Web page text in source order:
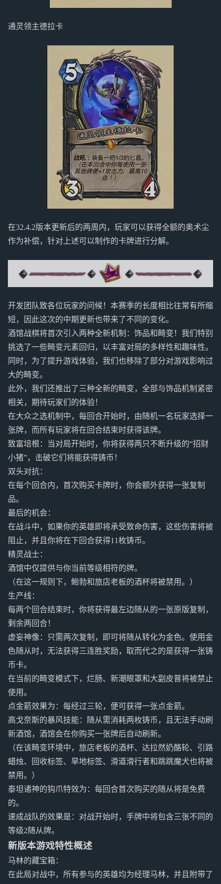
通灵领主德拉卡
在32.4.2版本更新后的两周内，玩家可以获得全额的奥术尘
作为补偿，针对上述可以制作的卡牌进行分解。
开发团队致各位玩家的问候！本赛季的长度相比往常有所缩
短，因此这次的中期更新也带来了不同的变化。
酒馆战棋将首次引入两种全新机制：饰品和畸变！我们特别
挑选了一些畸变元素回归，以丰富对局的多样性和趣味性。
同时，为了提升游戏体验，我们也移除了部分对游戏影响过
大的畸变。
此外，我们还推出了三种全新的畸变，全部与饰品机制紧密
相关，期待玩家们的体验！
在大众之选机制中，每回合开始时，由随机一名玩家选择一
张牌，而所有玩家将在回合结束时获得该牌。
致富培根：当对局开始时，你将获得两只不断升级的“招财
小猪”，击破它们将能获得铸币！
双头对抗：
在每个回合内，首次购买卡牌时，你会额外获得一张复制
品。
最后的机会：
在战斗中，如果你的英雄即将承受致命伤害，这些伤害将被
阻止，并且你将在下回合获得11枚铸币。
精灵战士：
酒馆中仅提供与你当前等级相符的牌。
（在这一规则下，鲍勃和旅店老板的酒杯将被禁用。）
生产线：
每两个回合结束时，你将获得最左边随从的一张原版复制，
剩余两回合！
虚妄神像：只需两次复制，即可将随从转化为金色。使用金
色随从时，无法获得三连胜奖励，取而代之的是获得一张铸
币卡。
在当前的畸变模式下，烂肠、新潮眼罩和大副皮普将被禁止
使用。
点金箭效果为：每经过三轮，便可获得一张点金箭。
高戈奈斯的暴风技能：随从需消耗两枚铸币，且无法手动刷
新酒馆，酒馆会在你购买一张牌后自动刷新。
（在该畸变环境中，旅店老板的酒杯、达拉然奶酪轮、引路
蜡烛、回收标签、旱地标签、滑道滑行者和跳跳魔犬也将被
禁用。）
泰坦诸神的钩爪特效为：每回合首次购买的随从将是免费
的。
速成战队的效果是：对战开始时，手牌中将包含三张不同的
等级2随从牌。
新版本游戏特性概述
马林的藏宝箱：
在此局对战中，所有参与的英雄均为经理马林，并且附带了